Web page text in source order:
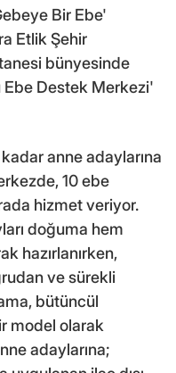
Bir Ebe'
Etlik Şehir
bünyesinde
Destek Merkezi'
anne adaylarına
10 ebe
hizmet veriyor.
doğuma hem
hazırlanırken,
ve sürekli
bütüncül
model olarak
adaylarına;